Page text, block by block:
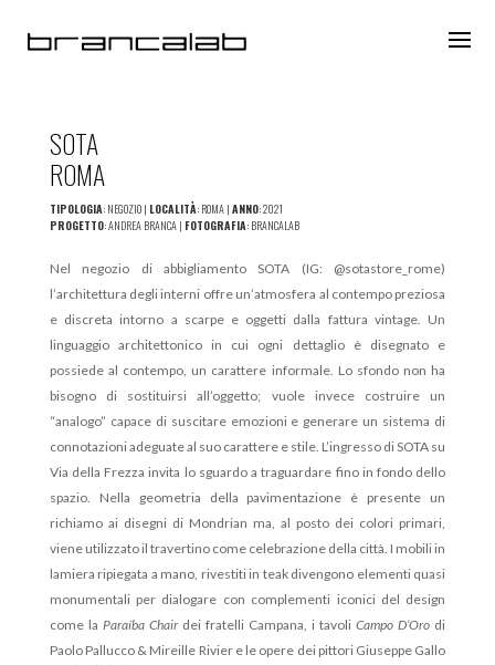
SOTA
ROMA
TIPOLOGIA: NEGOZIO | LOCALITÀ: ROMA | ANNO: 2021
PROGETTO: ANDREA BRANCA | FOTOGRAFIA: BRANCALAB
Nel negozio di abbigliamento SOTA (IG: @sotastore_rome)
l’architettura degli interni offre un’atmosfera al contempo preziosa
e discreta intorno a scarpe e oggetti dalla fattura vintage. Un
linguaggio architettonico in cui ogni dettaglio è disegnato e
possiede al contempo, un carattere informale. Lo sfondo non ha
bisogno di sostituirsi all’oggetto; vuole invece costruire un
“analogo” capace di suscitare emozioni e generare un sistema di
connotazioni adeguate al suo carattere e stile. L’ingresso di SOTA su
Via della Frezza invita lo sguardo a traguardare fino in fondo dello
spazio. Nella geometria della pavimentazione è presente un
richiamo ai disegni di Mondrian ma, al posto dei colori primari,
viene utilizzato il travertino come celebrazione della città. I mobili in
lamiera ripiegata a mano, rivestiti in teak divengono elementi quasi
monumentali per dialogare con complementi iconici del design
come la Paraíba Chairdei fratelli Campana, i tavoliCampo D’Oro di
Paolo Pallucco & Mireille Rivier e le opere dei pittori Giuseppe Gallo